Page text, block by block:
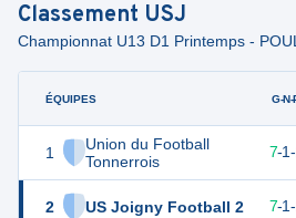
Classement USJ
Championnat U13 D1 Printemps -
ÉQUIPES
1
Union du Football
Tonnerrois
2 US Joigny Football 2
G-N-
22 7-1-
22 9 7-1-